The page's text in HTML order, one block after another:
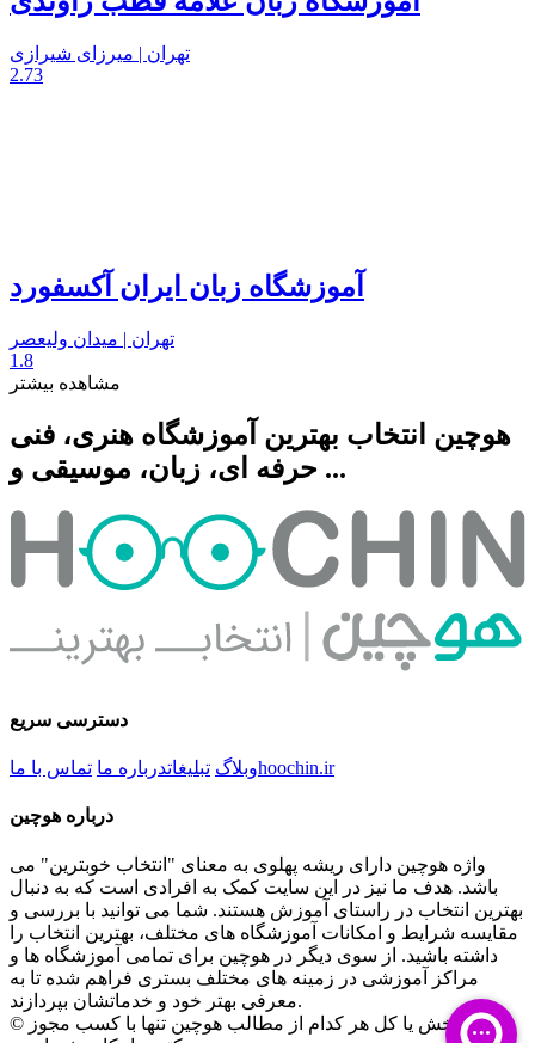
تهران | میرزای شیرازی
2.73
آموزشگاه زبان ایران آکسفورد
تهران | میدان ولیعصر
1.8
مشاهده بیشتر
هوچین انتخاب بهترین آموزشگاه هنری، فنی
حرفه ای، زبان، موسیقی و ...
دسترسی سریع
وبلاگ تبلیغاتدرباره ما تماس با ما hoochin.ir
درباره هوچین
واژه هوچین دارای ریشه پهلوی به معنای "انتخاب خوبترین" می
باشد. هدف ما نیز در این سایت کمک به افرادی است که به دنبال
بهترین انتخاب در راستای آموزش هستند. شما می توانید با بررسی و
مقایسه شرایط و امکانات آموزشگاه های مختلف، بهترین انتخاب را
داشته باشید. از سوی دیگر در هوچین برای تمامی آموزشگاه ها و
مراکز آموزشی در زمینه های مختلف بستری فراهم شده تا به
معرفی بهتر خود و خدماتشان بپردازند.
© کپی بخش یا کل هر کدام از مطالب هوچین تنها با کسب مجوز